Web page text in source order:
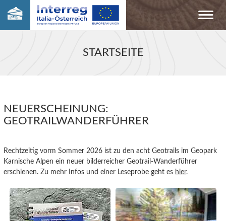
STARTSEITE
NEUERSCHEINUNG:
GEOTRAILWANDERFÜHRER
Rechtzeitig vorm Sommer 2026 ist zu den acht Geotrails im Geopark
Karnische Alpen ein neuer bilderreicher Geotrail-Wanderführer
erschienen. Zu mehr Infos und einer Leseprobe geht es hier.